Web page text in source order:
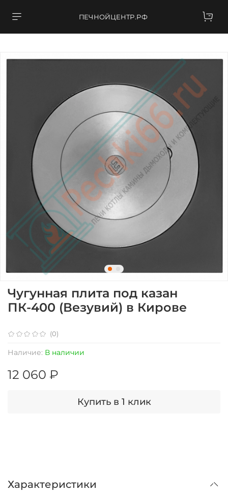
ПЕЧНОЙЦЕНТР.РФ
(0)
Наличие: В наличии
Чугунная плита под казан
ПК-400 (Везувий) в Кирове
12 060 ₽
Купить в 1 клик
Характеристики